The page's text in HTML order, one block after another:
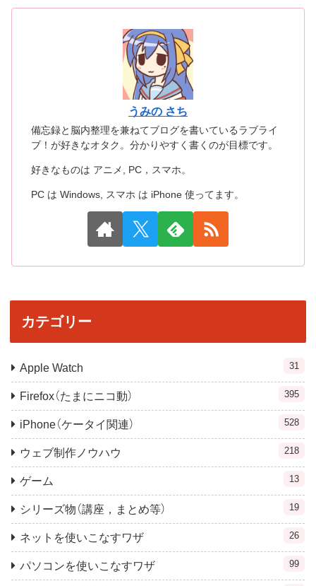
うみの さち
備忘録と脳内整理を兼ねてブログを書いているラブライ
ブ！が好きなオタク。分かりやすく書くのが目標です。
好きなものは アニメ, PC，スマホ。
PC は Windows, スマホ は iPhone 使ってます。
カテゴリー
Apple Watch 31
Firefox（たまにニコ動） 395
iPhone（ケータイ関連） 528
ウェブ制作ノウハウ 218
ゲーム 13
シリーズ物（講座，まとめ等） 19
ネットを使いこなすワザ 26
パソコンを使いこなすワザ 99